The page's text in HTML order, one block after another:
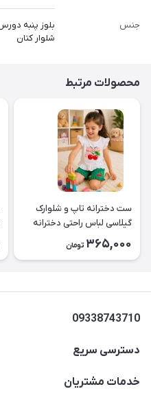
جنس
بلوز پنبه
شلوار کتان
محصولات مرتبط
ست دخترانه تاپ و شلوارک
گیلاسی لباس راحتی دخترانه
365,000 تومان
09338743710
دسترسی سریع
حساب کاربری
خدمات مشتریان